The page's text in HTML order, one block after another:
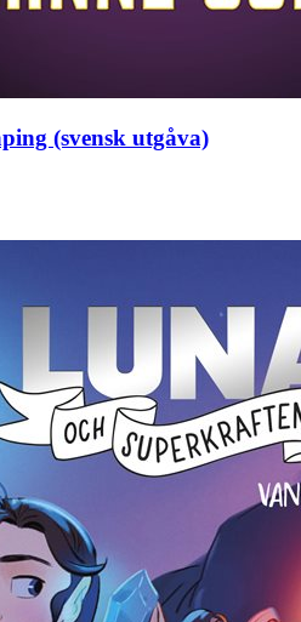
(svensk utgåva)